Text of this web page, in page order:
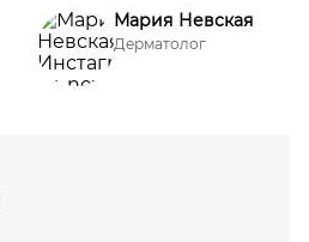
Мария Невская
Дерматолог